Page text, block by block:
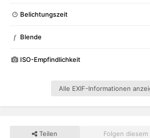
Belichtungszeit
f Blende
ISO-Empfindlichkeit
Alle EXIF-Informationen
Teilen Folgen diesem